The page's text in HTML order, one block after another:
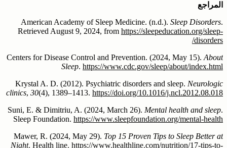
المراجع
American Academy of Sleep Medicine. (n.d.). Sleep Disorders.
Retrieved August 9, 2024, from https://sleepeducation.org/sleep-
disorders/
Centers for Disease Control and Prevention. (2024, May 15). About
Sleep. https://www.cdc.gov/sleep/about/index.html
Krystal A. D. (2012). Psychiatric disorders and sleep. Neurologic
clinics, 30(4), 1389–1413. https://doi.org/10.1016/j.ncl.2012.08.018
Suni, E. & Dimitriu, A. (2024, March 26). Mental health and sleep.
Sleep Foundation. https://www.sleepfoundation.org/mental-health
Mawer, R. (2024, May 29). Top 15 Proven Tips to Sleep Better at
Night. Health line. https://www.healthline.com/nutrition/17-tips-to-